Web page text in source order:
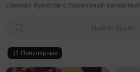
свежих букетов с гарантией качества!
Найти букет
Популярные